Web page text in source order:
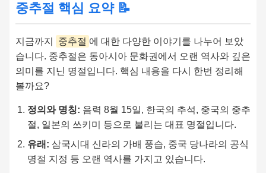
중추절 핵심 요약 📝
지금까지 중추절 에 대한 다양한 이야기를 나누어 보았
습니다. 중추절은 동아시아 문화권에서 오랜 역사와 깊은
의미를 지닌 명절입니다. 핵심 내용을 다시 한번 정리해
볼까요?
정의와 명칭: 음력 8월 15일, 한국의 추석, 중국의 중추
절, 일본의 쓰키미 등으로 불리는 대표 명절입니다.
유래: 삼국시대 신라의 가배 풍습, 중국 당나라의 공식
명절 지정 등 오랜 역사를 가지고 있습니다.